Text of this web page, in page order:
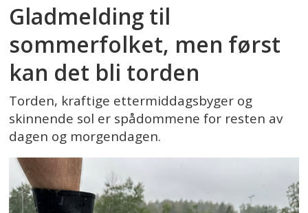
Gladmelding til
sommerfolket, men først
kan det bli torden
Torden, kraftige ettermiddagsbyger og
skinnende sol er spådommene for resten av
dagen og morgendagen.